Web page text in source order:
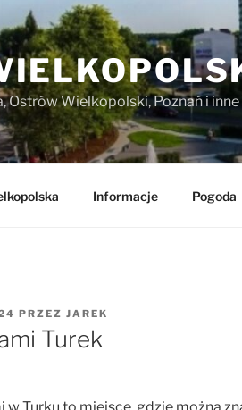
Ostrów Wielkopolski, Poznań i
Informacje Pogoda
PRZEZ JAREK
Turek